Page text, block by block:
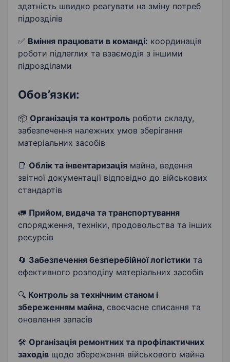
здатність швидко реагувати на зміну потреб
підрозділів
✅ Вміння працювати в команді: координація
роботи підлеглих та взаємодія з іншими
підрозділами
Обов’язки:
📦 Організація та контроль роботи складу,
забезпечення належних умов зберігання
матеріальних засобів
📑 Облік та інвентаризація майна, ведення
звітної документації відповідно до військових
стандартів
🚛 Прийом, видача та транспортування
спорядження, техніки, продовольства та інших
ресурсів
🔄 Забезпечення безперебійної логістики та
ефективного розподілу матеріальних засобів
🔍 Контроль за технічним станом і
збереженням майна, своєчасне списання та
оновлення запасів
🛠 Організація ремонтних та профілактичних
заходів щодо збереження військового майна